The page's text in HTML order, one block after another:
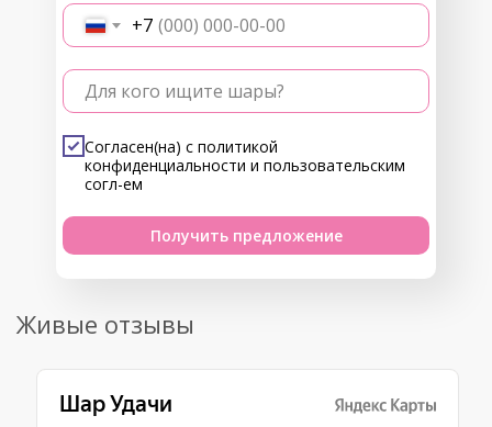
+7
Для кого ищите шары?
Согласен(на) с политикой
конфиденциальности и пользовательским
согл-ем
Получить предложение
Живые отзывы